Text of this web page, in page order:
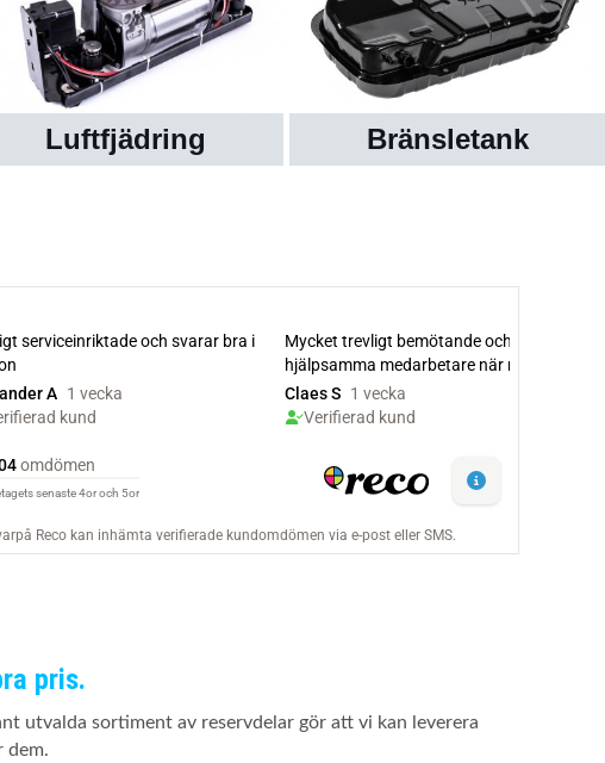
Luftfjädring Bränsletank
pris.
utvalda sortiment av reservdelar gör att vi kan leverera
dem.